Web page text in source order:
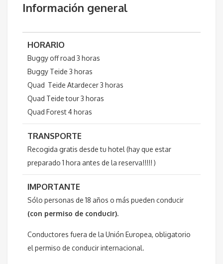
Información general
HORARIO
Buggy off road 3 horas
Buggy Teide 3 horas
Quad Teide Atardecer 3 horas
Quad Teide tour 3 horas
Quad Forest 4 horas
TRANSPORTE
Recogida gratis desde tu hotel (hay que estar
preparado 1 hora antes de la reserva!!!!! )
IMPORTANTE
Sólo personas de 18 años o más pueden conducir
(con permiso de conducir).
Conductores fuera de la Unión Europea, obligatorio
el permiso de conducir internacional.